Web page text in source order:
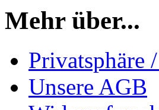
Mehr über...
Privatsphäre
Unsere AGB